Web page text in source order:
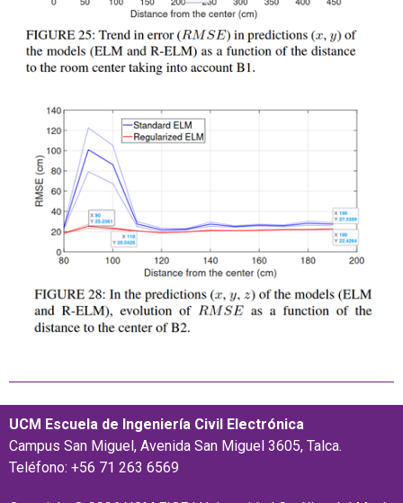
UCM Escuela de Ingeniería Civil Electrónica
Campus San Miguel, Avenida San Miguel 3605, Talca.
Teléfono: +56 71 263 6569